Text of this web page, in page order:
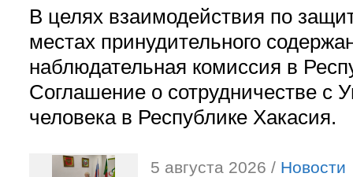
В целях взаимодействия по
местах принудительного
наблюдательная комиссия в
Соглашение о сотрудничестве с
человека в Республике Хакасия.
5 августа 2026 / Новости